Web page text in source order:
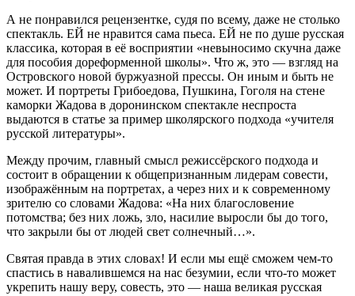
А не понравился рецензентке, судя по всему, даже не столько
спектакль. ЕЙ не нравится сама пьеса. ЕЙ не по душе русская
классика, которая в её восприятии «невыносимо скучна даже
для пособия дореформенной школы». Что ж, это — взгляд на
Островского новой буржуазной прессы. Он иным и быть не
может. И портреты Грибоедова, Пушкина, Гоголя на стене
каморки Жадова в доронинском спектакле неспроста
выдаются в статье за пример школярского подхода «учителя
русской литературы».
Между прочим, главный смысл режиссёрского подхода и
состоит в обращении к общепризнанным лидерам совести,
изображённым на портретах, а через них и к современному
зрителю со словами Жадова: «На них благословение
потомства; без них ложь, зло, насилие выросли бы до того,
что закрыли бы от людей свет солнечный…».
Святая правда в этих словах! И если мы ещё сможем чем-то
спастись в навалившемся на нас безумии, если что-то может
укрепить нашу веру, совесть, это — наша великая русская